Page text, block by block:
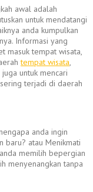
awal adalah
untuk mendatangi
anda kumpulkan
Informasi yang
masuk tempat wisata,
tempat wisata,
untuk mencari
terjadi di daerah
anda ingin
baru? atau Menikmati
memilih bepergian
menyenangkan tanpa